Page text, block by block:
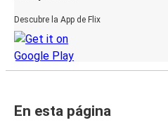
Descubre la App de Flix
En esta página